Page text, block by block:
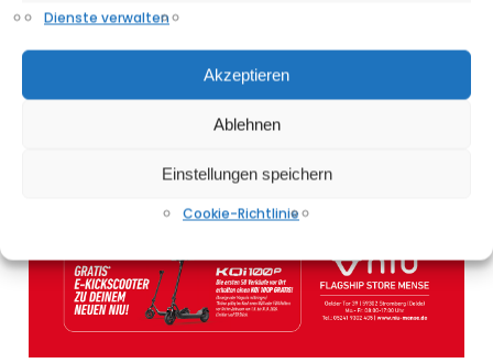
Dienste verwalten
Akzeptieren
Ablehnen
Einstellungen speichern
Cookie-Richtlinie